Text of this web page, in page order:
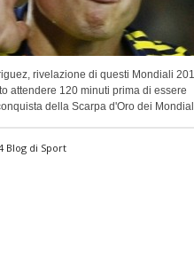
rivelazione di questi Mondiali
attendere 120 minuti prima di essere
della Scarpa d'Oro dei
Blog di Sport